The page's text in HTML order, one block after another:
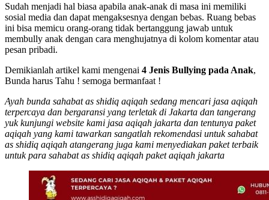
Sudah menjadi hal biasa apabila anak-anak di masa ini memiliki
sosial media dan dapat mengaksesnya dengan bebas. Ruang bebas
ini bisa memicu orang-orang tidak bertanggung jawab untuk
membully anak dengan cara menghujatnya di kolom komentar atau
pesan pribadi.
Demikianlah artikel kami mengenai 4 Jenis Bullying pada Anak,
Bunda harus Tahu ! semoga bermanfaat !
Ayah bunda sahabat as shidiq aqiqah sedang mencari jasa aqiqah
terpercaya dan bergaransi yang terletak di Jakarta dan tangerang
yuk kunjungi website kami jasa aqiqah jakarta dan tentunya paket
aqiqah yang kami tawarkan sangatlah rekomendasi untuk sahabat
as shidiq aqiqah atangerang juga kami menyediakan paket terbaik
untuk para sahabat as shidiq aqiqah paket aqiqah jakarta